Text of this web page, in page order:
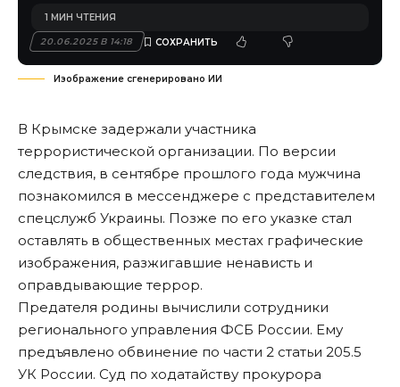
20.06.2025 В 14:18
1 МИН ЧТЕНИЯ
Изображение сгенерировано ИИ
В Крымске задержали участника
террористической организации. По версии
следствия, в сентябре прошлого года мужчина
познакомился в мессенджере с представителем
спецслужб Украины. Позже по его указке стал
оставлять в общественных местах графические
изображения, разжигавшие ненависть и
оправдывающие террор.
Предателя родины вычислили сотрудники
регионального управления ФСБ России. Ему
предъявлено обвинение по части 2 статьи 205.5
УК России. Суд по ходатайству прокурора